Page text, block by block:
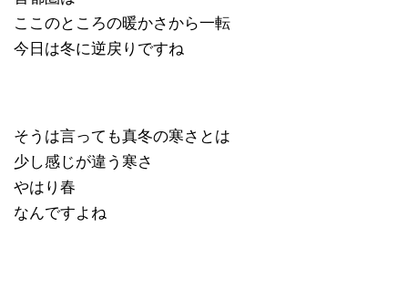
ここのところの暖かさから一転
今日は冬に逆戻りですね
そうは言っても真冬の寒さとは
少し感じが違う寒さ
やはり春
なんですよね